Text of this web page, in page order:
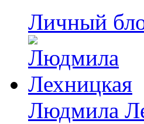
Личный
Людмила